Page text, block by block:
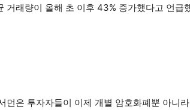
거래량이 올해 초 이후 43% 증가했다고 언급
먼은 투자자들이 이제 개별 암호화폐뿐 아니